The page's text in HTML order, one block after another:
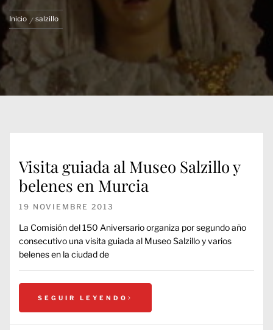
Inicio salzillo
Visita guiada al Museo Salzillo y
belenes en Murcia
19 NOVIEMBRE 2013
La Comisión del 150 Aniversario organiza por segundo año
consecutivo una visita guiada al Museo Salzillo y varios
belenes en la ciudad de
SEGUIR LEYENDO